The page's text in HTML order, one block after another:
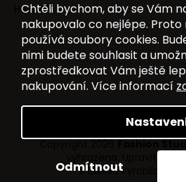
Chtěli bychom, aby se Vám
nakupovalo co nejlépe.
používá soubory cookies.
nimi budete souhlasit a
zprostředkovat Vám ještě
nakupování. Více informací
Odmítnout
Hodonín
Vytvořil
Copyright 2026Fashion
Upravit
S láskou vyrobilo